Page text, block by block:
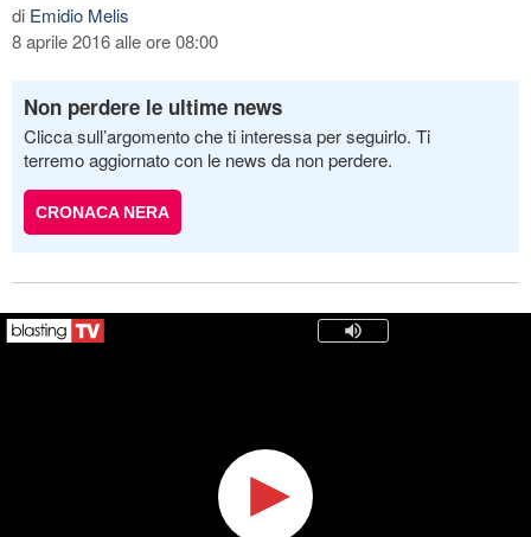
di Emidio Melis
8 aprile 2016 alle ore 08:00
Non perdere le ultime news
Clicca sull’argomento che ti interessa per seguirlo. Ti
terremo aggiornato con le news da non perdere.
CRONACA NERA